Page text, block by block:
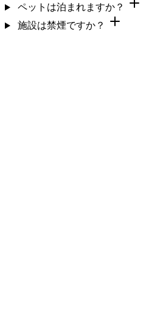
ペットは泊まれますか？
施設は禁煙ですか？